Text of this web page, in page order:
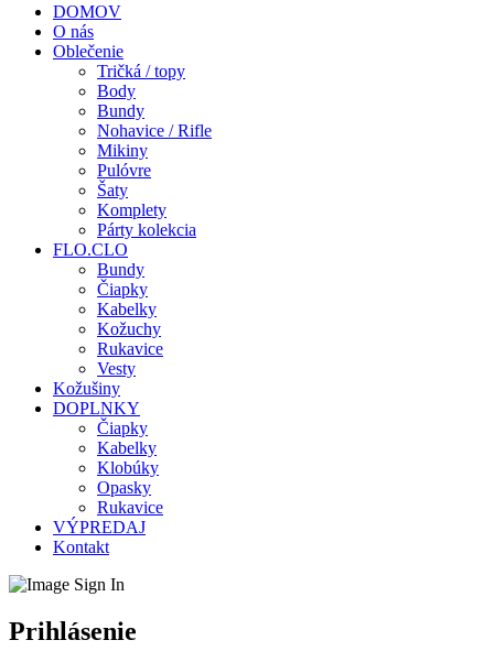
DOMOV
O nás
Oblečenie
Tričká / topy
Body
Bundy
Nohavice / Rifle
Mikiny
Pulóvre
Šaty
Komplety
Párty kolekcia
FLO.CLO
Bundy
Čiapky
Kabelky
Kožuchy
Rukavice
Vesty
Kožušiny
DOPLNKY
Čiapky
Kabelky
Klobúky
Opasky
Rukavice
VÝPREDAJ
Kontakt
Prihlásenie